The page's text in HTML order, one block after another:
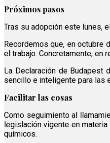
Próximos pasos
Tras su adopción este lunes,
Recordemos que, en octubre
el trabajo. Concretamente,
La Declaración de Budapest
sencillo e inteligente para las
Facilitar las cosas
Como seguimiento al
legislación vigente en
químicos.